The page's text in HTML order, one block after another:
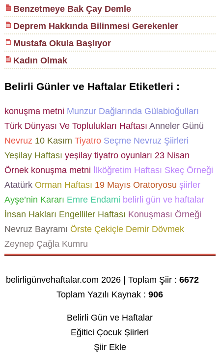
Benzetmeye Bak Çay Demle
Deprem Hakkında Bilinmesi Gerekenler
Mustafa Okula Başlıyor
Kadın Olmak
Belirli Günler ve Haftalar Etiketleri :
konuşma metni Munzur Dağlarında Gülabioğulları
Türk Dünyası Ve Toplulukları Haftası Anneler Günü
Nevruz 10 Kasım TiyatroSeçme Nevruz Şiirleri
Yeşilay Haftası yeşilay tiyatro oyunları 23 Nisan
Örnek konuşma metni İlköğretim Haftası Skeç Örneği
AtatürkOrman Haftası 19 Mayıs Oratoryosu şiirler
Ayşe’nin Kararı Emre Endami belirli gün ve haftalar
İnsan Hakları Engelliler Haftası Konuşması Örneği
Nevruz Bayramı Örste Çekiçle Demir Dövmek
Zeynep Çağla Kumru
belirligünvehaftalar.com 2026 | Toplam Şiir :6672
Toplam Yazılı Kaynak :906
Belirli Gün ve Haftalar
Eğitici Çocuk Şiirleri
Şiir Ekle